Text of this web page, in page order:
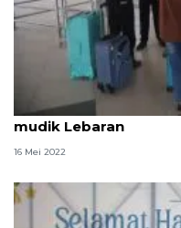
AP I: Juanda
mudik Lebaran
16 Mei 2022